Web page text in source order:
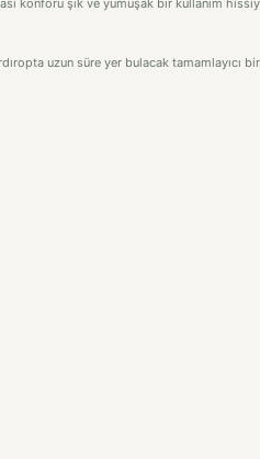
konforu şık ve yumuşak bir kullanım
uzun süre yer bulacak tamamlayıcı